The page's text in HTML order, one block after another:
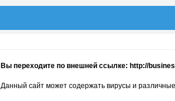
Вы переходите по внешней ссылке: http://
Данный сайт может содержать вирусы и